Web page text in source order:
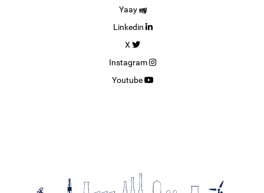
Yaay
Linkedin
X
Instagram
Youtube